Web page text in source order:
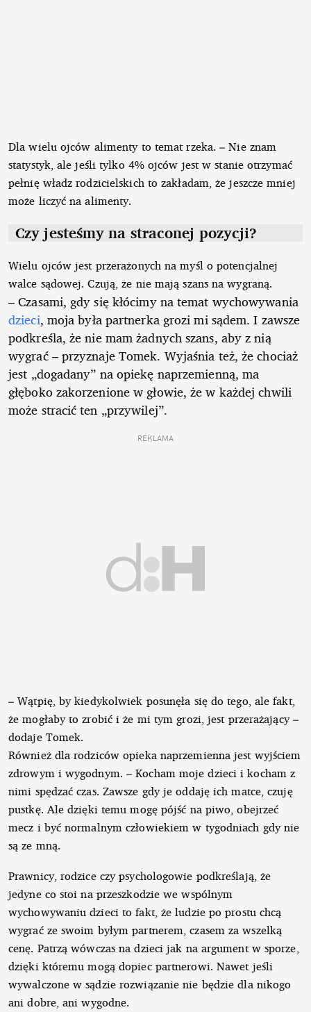
Dla wielu ojców alimenty to temat rzeka. – Nie znam
statystyk, ale jeśli tylko 4% ojców jest w stanie otrzymać
pełnię władz rodzicielskich to zakładam, że jeszcze mniej
może liczyć na alimenty.
Czy jesteśmy na straconej pozycji?
Wielu ojców jest przerażonych na myśl o potencjalnej
walce sądowej. Czują, że nie mają szans na wygraną.
– Czasami, gdy się kłócimy na temat wychowywania
dzieci, moja była partnerka grozi mi sądem. I zawsze
podkreśla, że nie mam żadnych szans, aby z nią
wygrać – przyznaje Tomek. Wyjaśnia też, że chociaż
jest „dogadany” na opiekę naprzemienną, ma
głęboko zakorzenione w głowie, że w każdej chwili
może stracić ten „przywilej”.
REKLAMA
– Wątpię, by kiedykolwiek posunęła się do tego, ale fakt,
że mogłaby to zrobić i że mi tym grozi, jest przerażający –
dodaje Tomek.
Również dla rodziców opieka naprzemienna jest wyjściem
zdrowym i wygodnym. – Kocham moje dzieci i kocham z
nimi spędzać czas. Zawsze gdy je oddaję ich matce, czuję
pustkę. Ale dzięki temu mogę pójść na piwo, obejrzeć
mecz i być normalnym człowiekiem w tygodniach gdy nie
są ze mną.
Prawnicy, rodzice czy psychologowie podkreślają, że
jedyne co stoi na przeszkodzie we wspólnym
wychowywaniu dzieci to fakt, że ludzie po prostu chcą
wygrać ze swoim byłym partnerem, czasem za wszelką
cenę. Patrzą wówczas na dzieci jak na argument w sporze,
dzięki któremu mogą dopiec partnerowi. Nawet jeśli
wywalczone w sądzie rozwiązanie nie będzie dla nikogo
ani dobre, ani wygodne.